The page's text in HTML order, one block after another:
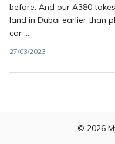
before. And our A380
land in Dubai earlier than
car ...
27/03/2023
© 2026